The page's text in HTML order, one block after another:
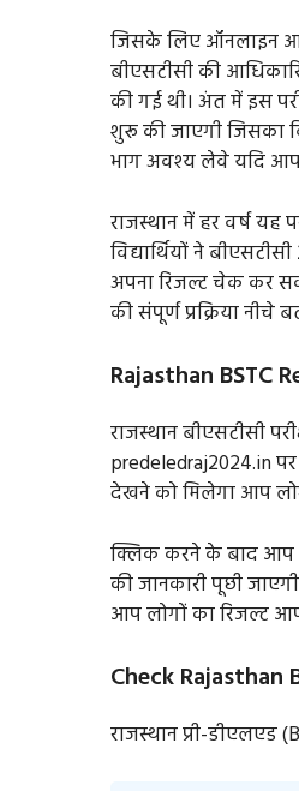
जिसके लिए ऑनलाइन
बीएसटीसी की
की गई थी। अंत में इस
शुरू की जाएगी जिसका
भाग अवश्य लेवे यदि
राजस्थान में हर वर्ष यह
विद्यार्थियों ने
अपना रिजल्ट चेक कर
की संपूर्ण प्रक्रिया नीचे
Rajasthan BSTC
राजस्थान बीएसटीसी
predeledraj2024.in
देखने को मिलेगा आप
क्लिक करने के बाद आप
की जानकारी पूछी
आप लोगों का रिजल्ट
Check Rajasthan
राजस्थान प्री-डीएलएड